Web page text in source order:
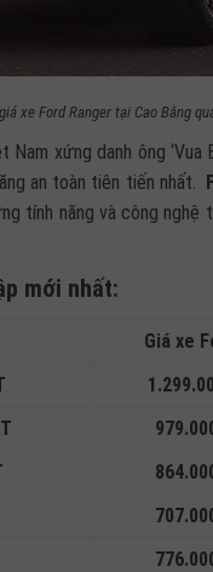
xe Ford Ranger tại Cao Bằng
xứng danh ông
an toàn tiên tiến nhất.
tính năng và công nghệ
mới nhất:
Giá xe